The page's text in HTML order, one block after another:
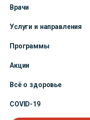
Врачи
Услуги и направления
Программы
Акции
Всё о здоровье
COVID-19